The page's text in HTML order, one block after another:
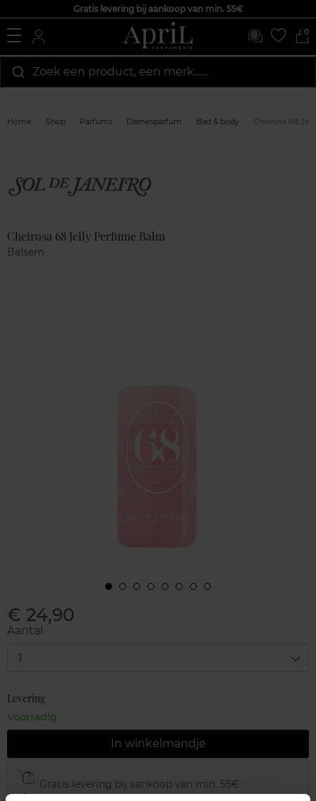
Gratis levering bij aankoop van min. 55€
0
Zoek een product, een merk…...
Home Shop Parfums Damesparfum Bad & body Cheirosa 68
Cheirosa 68 Jelly Perfume Balm
Balsem
€ 24,90
Aantal
1
Levering
Voorradig
In winkelmandje
Gratis levering bij aankoop van min. 55€